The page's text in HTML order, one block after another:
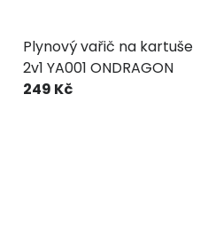
Plynový vařič na kartuše
2v1 YA001 ONDRAGON
249 Kč